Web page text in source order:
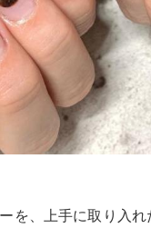
を、上手に取り入れ